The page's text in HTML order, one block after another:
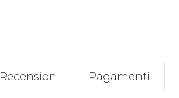
Recensioni Pagamenti